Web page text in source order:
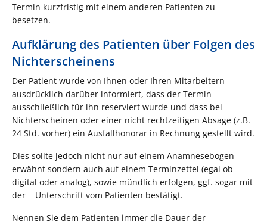
Termin kurzfristig mit einem anderen Patienten zu
besetzen.
Aufklärung des Patienten über Folgen des
Nichterscheinens
Der Patient wurde von Ihnen oder Ihren Mitarbeitern
ausdrücklich darüber informiert, dass der Termin
ausschließlich für ihn reserviert wurde und dass bei
Nichterscheinen oder einer nicht rechtzeitigen Absage (z.B.
24 Std. vorher) ein Ausfallhonorar in Rechnung gestellt wird.
Dies sollte jedoch nicht nur auf einem Anamnesebogen
erwähnt sondern auch auf einem Terminzettel (egal ob
digital oder analog), sowie mündlich erfolgen, ggf. sogar mit
der Unterschrift vom Patienten bestätigt.
Nennen Sie dem Patienten immer die Dauer der